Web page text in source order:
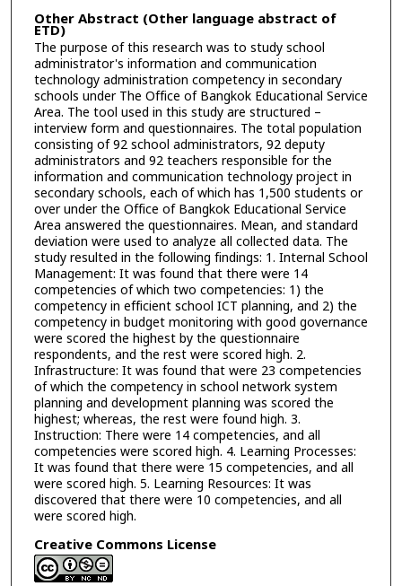
Other Abstract (Other language abstract of
ETD)
The purpose of this research was to study school
administrator's information and communication
technology administration competency in secondary
schools under The Office of Bangkok Educational Service
Area. The tool used in this study are structured –
interview form and questionnaires. The total population
consisting of 92 school administrators, 92 deputy
administrators and 92 teachers responsible for the
information and communication technology project in
secondary schools, each of which has 1,500 students or
over under the Office of Bangkok Educational Service
Area answered the questionnaires. Mean, and standard
deviation were used to analyze all collected data. The
study resulted in the following findings: 1. Internal School
Management: It was found that there were 14
competencies of which two competencies: 1) the
competency in efficient school ICT planning, and 2) the
competency in budget monitoring with good governance
were scored the highest by the questionnaire
respondents, and the rest were scored high. 2.
Infrastructure: It was found that were 23 competencies
of which the competency in school network system
planning and development planning was scored the
highest; whereas, the rest were found high. 3.
Instruction: There were 14 competencies, and all
competencies were scored high. 4. Learning Processes:
It was found that there were 15 competencies, and all
were scored high. 5. Learning Resources: It was
discovered that there were 10 competencies, and all
were scored high.
Creative Commons License